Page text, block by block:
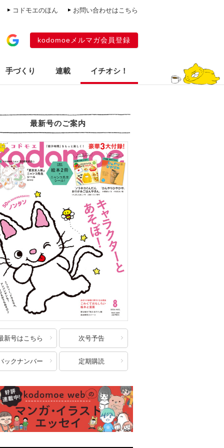
コドモエのほん お問い合わせはこちら
kodomoeメルマガ会員登録
手づくり 連載 イチオシ！
最新号のご案内
新号はこちら 次号予告
ックナンバー 定期購読